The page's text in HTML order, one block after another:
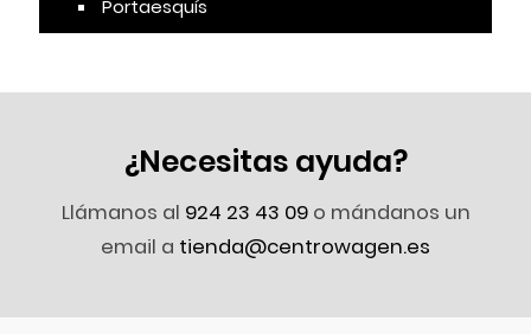
Portaesquís
¿Necesitas ayuda?
Llámanos al 924 23 43 09o mándanos un
email a tienda@centrowagen.es